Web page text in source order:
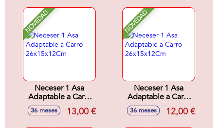
NOVEDAD
Neceser 1 Asa
Adaptable a Carro
26x15x12Cm
36 meses 13,00 €
NOVEDAD
Neceser 1 Asa
Adaptable a Carro
26x15x12Cm
36 meses 12,00 €